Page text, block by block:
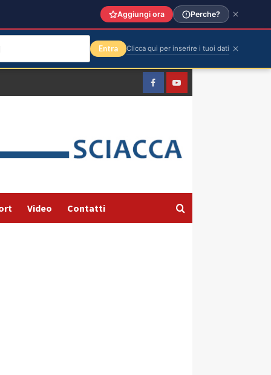
FacebookYountube
Video Contatti
Aggiungi ora Perche?
Entra Clicca qui per inserire i tuoi dati